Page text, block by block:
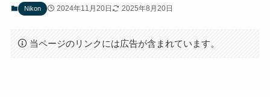
Nikon 2024年11月20日 2025年8月20日
当ページのリンクには広告が含まれています。